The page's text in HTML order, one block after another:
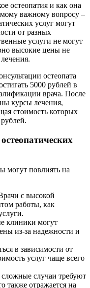
остеопатия и как она
важному вопросу –
услуг могут
от разных
услуги не могут
высокие цены не
остеопата
5000 рублей в
врача. После
курсы лечения,
стоимость которых
могут повлиять на
с высокой
работы, как
клиники могут
из-за надежности и
в зависимости от
услуг чаще всего
случаи требуют
также отражается на